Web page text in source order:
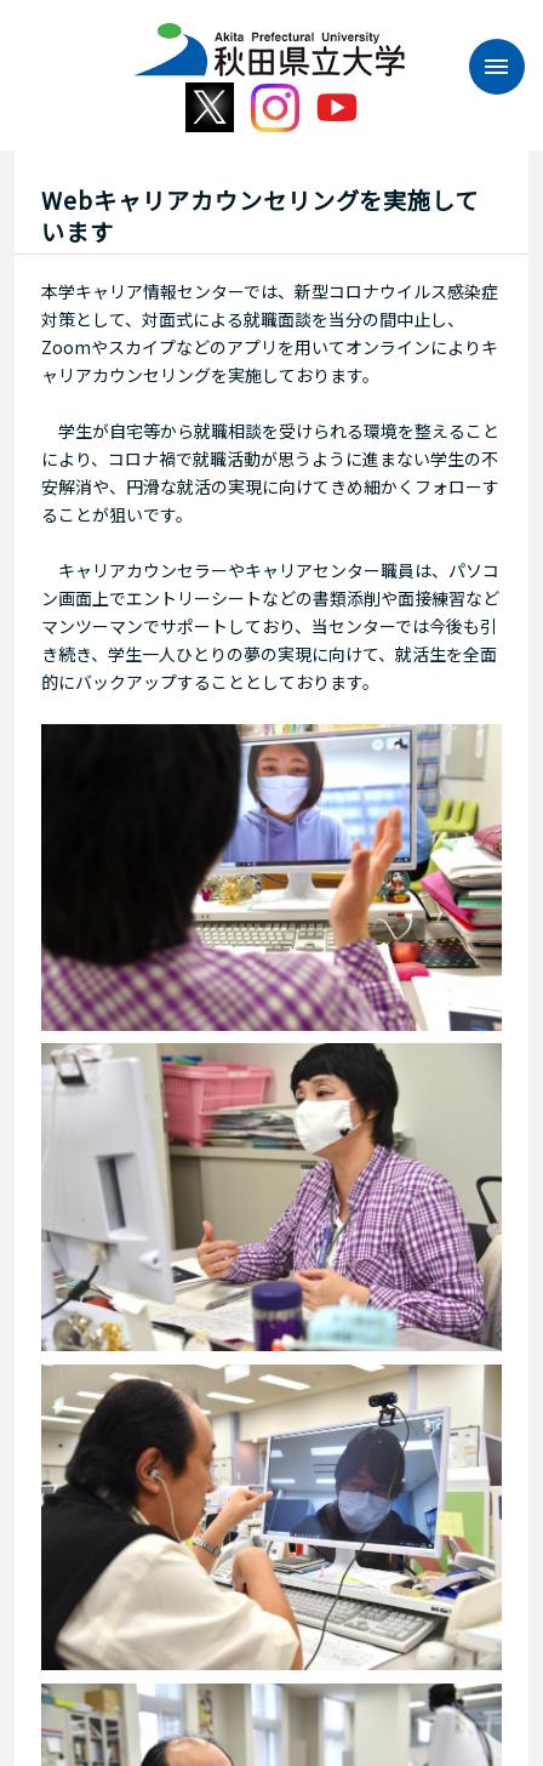
Webキャリアカウンセリングを実施して
います
本学キャリア情報センターでは、新型コロナウイルス感染症
対策として、対面式による就職面談を当分の間中止し、
Zoomやスカイプなどのアプリを用いてオンラインによりキ
ャリアカウンセリングを実施しております。
学生が自宅等から就職相談を受けられる環境を整えること
により、コロナ禍で就職活動が思うように進まない学生の不
安解消や、円滑な就活の実現に向けてきめ細かくフォローす
ることが狙いです。
キャリアカウンセラーやキャリアセンター職員は、パソコ
ン画面上でエントリーシートなどの書類添削や面接練習など
マンツーマンでサポートしており、当センターでは今後も引
き続き、学生一人ひとりの夢の実現に向けて、就活生を全面
的にバックアップすることとしております。